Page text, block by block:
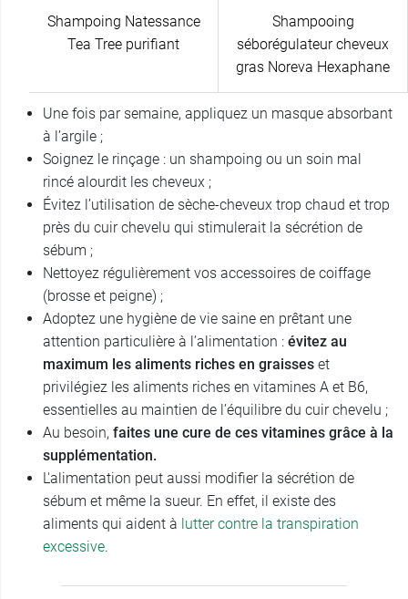
Shampoing Natessance
Tea Tree purifiant
Shampooing
séborégulateur cheveux
gras Noreva Hexaphane
Une fois par semaine, appliquez un masque absorbant
à l’argile ;
Soignez le rinçage : un shampoing ou un soin mal
rincé alourdit les cheveux ;
Évitez l’utilisation de sèche-cheveux trop chaud et trop
près du cuir chevelu qui stimulerait la sécrétion de
sébum ;
Nettoyez régulièrement vos accessoires de coiffage
(brosse et peigne) ;
Adoptez une hygiène de vie saine en prêtant une
attention particulière à l’alimentation : évitez au
maximum les aliments riches en graisses et
privilégiez les aliments riches en vitamines A et B6,
essentielles au maintien de l’équilibre du cuir chevelu ;
Au besoin, faites une cure de ces vitamines grâce à la
supplémentation.
L'alimentation peut aussi modifier la sécrétion de
sébum et même la sueur. En effet, il existe des
aliments qui aident à lutter contre la transpiration
excessive.